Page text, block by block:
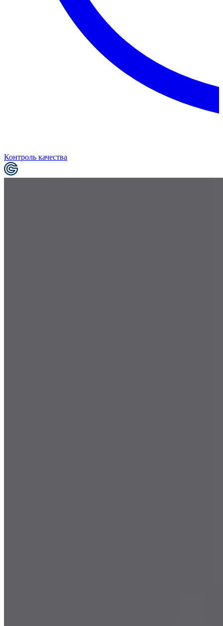
Контроль качества